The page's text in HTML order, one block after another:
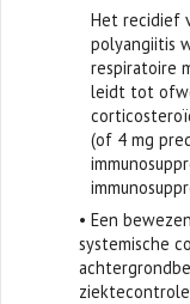
Het recidief
polyangiitis
respiratoire
leidt tot
(of 4 mg
• Een
systemische